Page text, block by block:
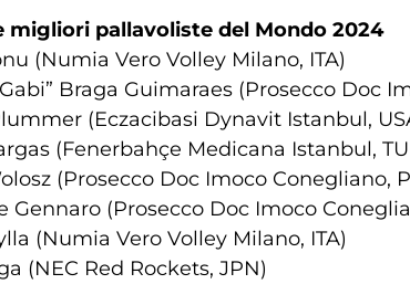
migliori pallavoliste del Mondo 2024
(Numia Vero Volley Milano, ITA)
Braga Guimaraes (Prosecco Doc
(Eczacibasi Dynavit Istanbul,
(Fenerbahçe Medicana Istanbul,
(Prosecco Doc Imoco Conegliano,
Gennaro (Prosecco Doc Imoco
(Numia Vero Volley Milano, ITA)
(NEC Red Rockets, JPN)